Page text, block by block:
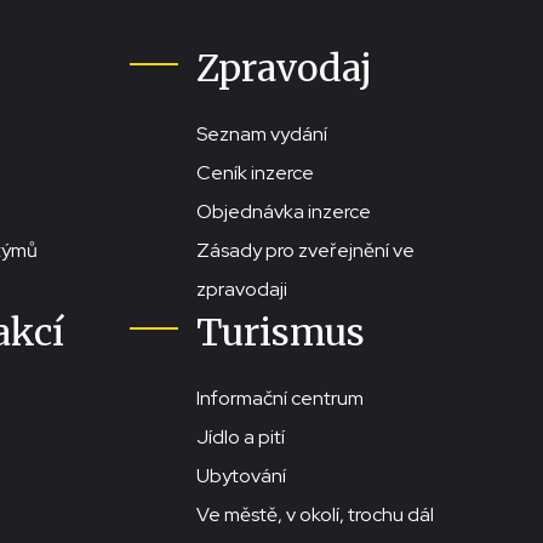
Zpravodaj
Seznam vydání
Ceník inzerce
Objednávka inzerce
Zásady pro zveřejnění ve
zpravodaji
Turismus
Informační centrum
Jídlo a pití
Ubytování
Ve městě, v okolí, trochu dál